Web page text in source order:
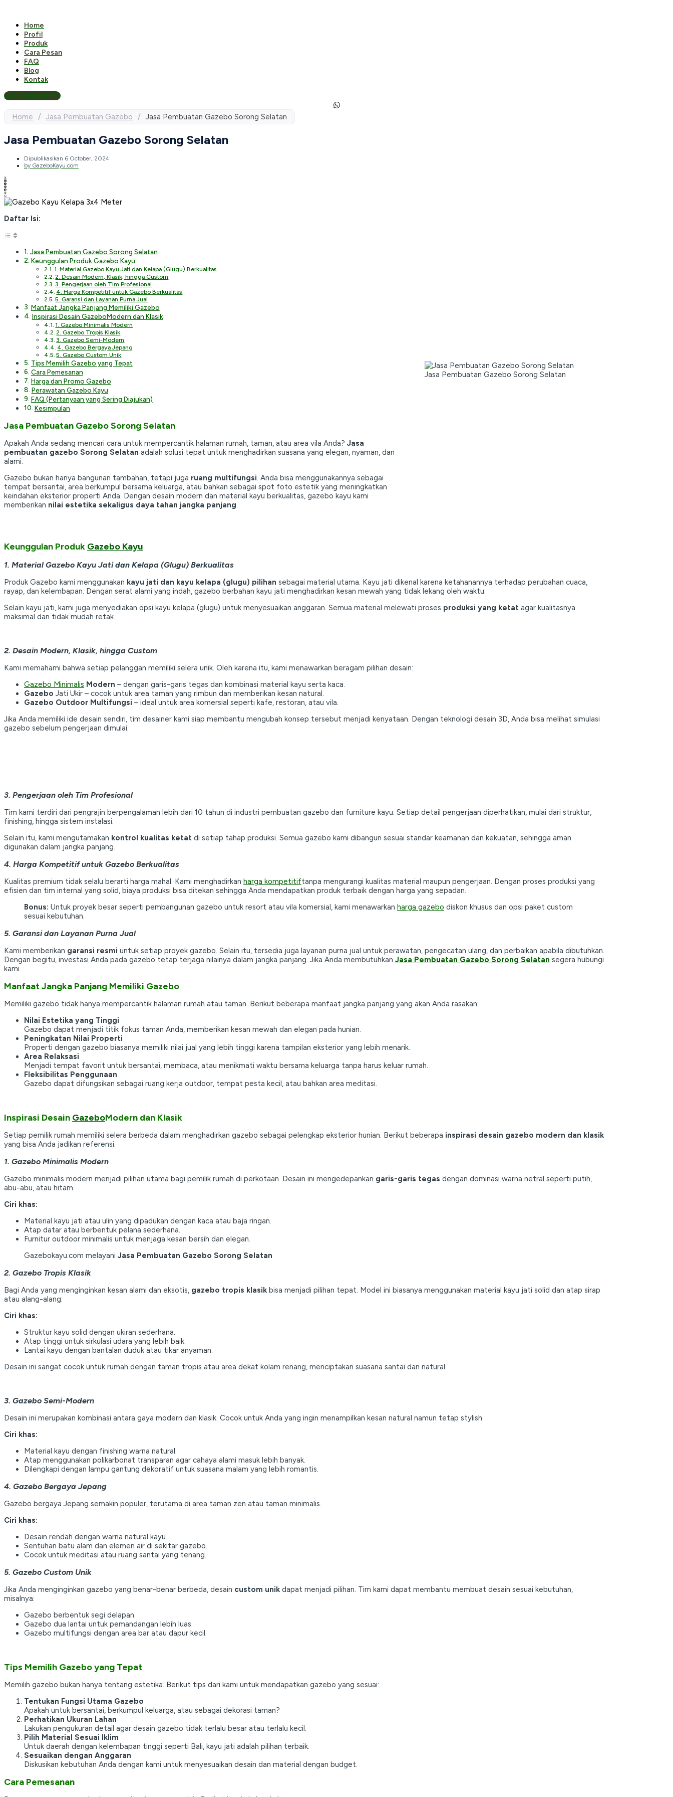
Home
Profil
Produk
Cara Pesan
FAQ
Blog
Kontak
Hubungi Kami
Home / Jasa Pembuatan Gazebo / Jasa Pembuatan Gazebo Sorong Selatan
Jasa Pembuatan Gazebo Sorong Selatan
Dipublikasikan 6 October, 2024
by GazeboKayu.com
Daftar Isi:
Jasa Pembuatan Gazebo Sorong Selatan
Keunggulan Produk Gazebo Kayu
1. Material Gazebo Kayu Jati dan Kelapa (Glugu) Berkualitas
2. Desain Modern, Klasik, hingga Custom
3. Pengerjaan oleh Tim Profesional
4. Harga Kompetitif untuk Gazebo Berkualitas
5. Garansi dan Layanan Purna Jual
Manfaat Jangka Panjang Memiliki Gazebo
Inspirasi Desain GazeboModern dan Klasik
1. Gazebo Minimalis Modern
2. Gazebo Tropis Klasik
3. Gazebo Semi-Modern
4. Gazebo Bergaya Jepang
5. Gazebo Custom Unik
Tips Memilih Gazebo yang Tepat
Cara Pemesanan
Harga dan Promo Gazebo
Perawatan Gazebo Kayu
FAQ (Pertanyaan yang Sering Diajukan)
Kesimpulan
Jasa Pembuatan Gazebo Sorong Selatan
Apakah Anda sedang mencari cara untuk mempercantik halaman rumah, taman, atau area vila Anda? Jasa
pembuatan gazebo Sorong Selatan adalah solusi tepat untuk menghadirkan suasana yang elegan, nyaman, dan
alami.
Gazebo bukan hanya bangunan tambahan, tetapi juga ruang multifungsi. Anda bisa menggunakannya sebagai
tempat bersantai, area berkumpul bersama keluarga, atau bahkan sebagai spot foto estetik yang meningkatkan
keindahan eksterior properti Anda. Dengan desain modern dan material kayu berkualitas, gazebo kayu kami
memberikan nilai estetika sekaligus daya tahan jangka panjang.
Jasa Pembuatan Gazebo Sorong Selatan
Keunggulan Produk Gazebo Kayu
1. Material Gazebo Kayu Jati dan Kelapa (Glugu) Berkualitas
Produk Gazebo kami menggunakan kayu jati dan kayu kelapa (glugu) pilihan sebagai material utama. Kayu jati dikenal karena ketahanannya terhadap perubahan cuaca,
rayap, dan kelembapan. Dengan serat alami yang indah, gazebo berbahan kayu jati menghadirkan kesan mewah yang tidak lekang oleh waktu.
Selain kayu jati, kami juga menyediakan opsi kayu kelapa (glugu) untuk menyesuaikan anggaran. Semua material melewati proses produksi yang ketat agar kualitasnya
maksimal dan tidak mudah retak.
2. Desain Modern, Klasik, hingga Custom
Kami memahami bahwa setiap pelanggan memiliki selera unik. Oleh karena itu, kami menawarkan beragam pilihan desain:
Gazebo Minimalis Modern – dengan garis-garis tegas dan kombinasi material kayu serta kaca.
Gazebo Jati Ukir – cocok untuk area taman yang rimbun dan memberikan kesan natural.
Gazebo Outdoor Multifungsi – ideal untuk area komersial seperti kafe, restoran, atau vila.
Jika Anda memiliki ide desain sendiri, tim desainer kami siap membantu mengubah konsep tersebut menjadi kenyataan. Dengan teknologi desain 3D, Anda bisa melihat simulasi
gazebo sebelum pengerjaan dimulai.
3. Pengerjaan oleh Tim Profesional
Tim kami terdiri dari pengrajin berpengalaman lebih dari 10 tahun di industri pembuatan gazebo dan furniture kayu. Setiap detail pengerjaan diperhatikan, mulai dari struktur,
finishing, hingga sistem instalasi.
Selain itu, kami mengutamakan kontrol kualitas ketat di setiap tahap produksi. Semua gazebo kami dibangun sesuai standar keamanan dan kekuatan, sehingga aman
digunakan dalam jangka panjang.
4. Harga Kompetitif untuk Gazebo Berkualitas
Kualitas premium tidak selalu berarti harga mahal. Kami menghadirkan harga kompetitiftanpa mengurangi kualitas material maupun pengerjaan. Dengan proses produksi yang
efisien dan tim internal yang solid, biaya produksi bisa ditekan sehingga Anda mendapatkan produk terbaik dengan harga yang sepadan.
Bonus: Untuk proyek besar seperti pembangunan gazebo untuk resort atau vila komersial, kami menawarkan harga gazebo diskon khusus dan opsi paket custom
sesuai kebutuhan.
5. Garansi dan Layanan Purna Jual
Kami memberikan garansi resmi untuk setiap proyek gazebo. Selain itu, tersedia juga layanan purna jual untuk perawatan, pengecatan ulang, dan perbaikan apabila dibutuhkan.
Dengan begitu, investasi Anda pada gazebo tetap terjaga nilainya dalam jangka panjang. Jika Anda membutuhkan Jasa Pembuatan Gazebo Sorong Selatan segera hubungi
kami.
Manfaat Jangka Panjang Memiliki Gazebo
Memiliki gazebo tidak hanya mempercantik halaman rumah atau taman. Berikut beberapa manfaat jangka panjang yang akan Anda rasakan:
Nilai Estetika yang Tinggi
Gazebo dapat menjadi titik fokus taman Anda, memberikan kesan mewah dan elegan pada hunian.
Peningkatan Nilai Properti
Properti dengan gazebo biasanya memiliki nilai jual yang lebih tinggi karena tampilan eksterior yang lebih menarik.
Area Relaksasi
Menjadi tempat favorit untuk bersantai, membaca, atau menikmati waktu bersama keluarga tanpa harus keluar rumah.
Fleksibilitas Penggunaan
Gazebo dapat difungsikan sebagai ruang kerja outdoor, tempat pesta kecil, atau bahkan area meditasi.
Inspirasi Desain GazeboModern dan Klasik
Setiap pemilik rumah memiliki selera berbeda dalam menghadirkan gazebo sebagai pelengkap eksterior hunian. Berikut beberapa inspirasi desain gazebo modern dan klasik
yang bisa Anda jadikan referensi:
1. Gazebo Minimalis Modern
Gazebo minimalis modern menjadi pilihan utama bagi pemilik rumah di perkotaan. Desain ini mengedepankan garis-garis tegas dengan dominasi warna netral seperti putih,
abu-abu, atau hitam.
Ciri khas:
Material kayu jati atau ulin yang dipadukan dengan kaca atau baja ringan.
Atap datar atau berbentuk pelana sederhana.
Furnitur outdoor minimalis untuk menjaga kesan bersih dan elegan.
Gazebokayu.com melayani Jasa Pembuatan Gazebo Sorong Selatan
2. Gazebo Tropis Klasik
Bagi Anda yang menginginkan kesan alami dan eksotis, gazebo tropis klasik bisa menjadi pilihan tepat. Model ini biasanya menggunakan material kayu jati solid dan atap sirap
atau alang-alang.
Ciri khas:
Struktur kayu solid dengan ukiran sederhana.
Atap tinggi untuk sirkulasi udara yang lebih baik.
Lantai kayu dengan bantalan duduk atau tikar anyaman.
Desain ini sangat cocok untuk rumah dengan taman tropis atau area dekat kolam renang, menciptakan suasana santai dan natural.
3. Gazebo Semi-Modern
Desain ini merupakan kombinasi antara gaya modern dan klasik. Cocok untuk Anda yang ingin menampilkan kesan natural namun tetap stylish.
Ciri khas:
Material kayu dengan finishing warna natural.
Atap menggunakan polikarbonat transparan agar cahaya alami masuk lebih banyak.
Dilengkapi dengan lampu gantung dekoratif untuk suasana malam yang lebih romantis.
4. Gazebo Bergaya Jepang
Gazebo bergaya Jepang semakin populer, terutama di area taman zen atau taman minimalis.
Ciri khas:
Desain rendah dengan warna natural kayu.
Sentuhan batu alam dan elemen air di sekitar gazebo.
Cocok untuk meditasi atau ruang santai yang tenang.
5. Gazebo Custom Unik
Jika Anda menginginkan gazebo yang benar-benar berbeda, desain custom unik dapat menjadi pilihan. Tim kami dapat membantu membuat desain sesuai kebutuhan,
misalnya:
Gazebo berbentuk segi delapan.
Gazebo dua lantai untuk pemandangan lebih luas.
Gazebo multifungsi dengan area bar atau dapur kecil.
Tips Memilih Gazebo yang Tepat
Memilih gazebo bukan hanya tentang estetika. Berikut tips dari kami untuk mendapatkan gazebo yang sesuai:
Tentukan Fungsi Utama Gazebo
Apakah untuk bersantai, berkumpul keluarga, atau sebagai dekorasi taman?
Perhatikan Ukuran Lahan
Lakukan pengukuran detail agar desain gazebo tidak terlalu besar atau terlalu kecil.
Pilih Material Sesuai Iklim
Untuk daerah dengan kelembapan tinggi seperti Bali, kayu jati adalah pilihan terbaik.
Sesuaikan dengan Anggaran
Diskusikan kebutuhan Anda dengan kami untuk menyesuaikan desain dan material dengan budget.
Cara Pemesanan